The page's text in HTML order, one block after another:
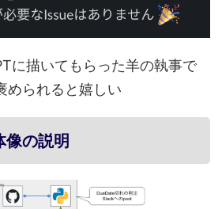
に描いてもらった羊の執事で
められると嬉しい
像の説明